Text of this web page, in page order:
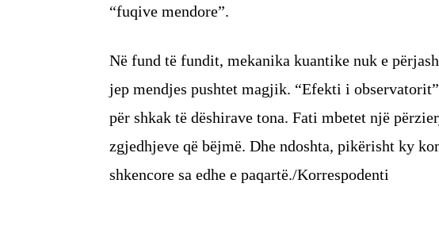
“fuqive mendore”.
Në fund të fundit, mekanika kuantike nuk e
jep mendjes pushtet magjik. “Efekti i
për shkak të dëshirave tona. Fati mbetet një
zgjedhjeve që bëjmë. Dhe ndoshta, pikërisht ky
shkencore sa edhe e paqartë./Korrespodenti